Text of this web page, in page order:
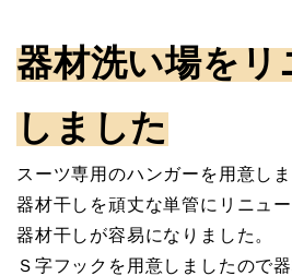
器材洗い場をリ
しました
スーツ専用のハンガーを用意しま
器材干しを頑丈な単管にリニュ
器材干しが容易になりました。
Ｓ字フックを用意しましたので